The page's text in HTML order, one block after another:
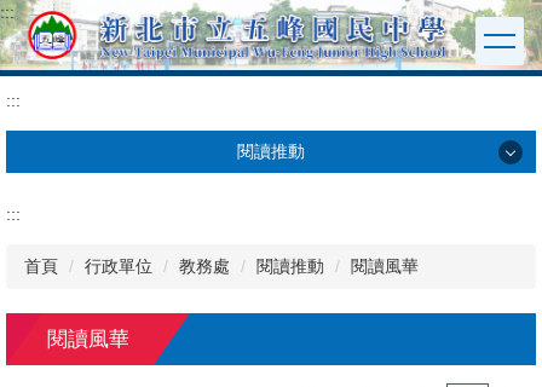
跳
到
主
區
:::
:::
閱讀推動
五峰圖書館
:::
首頁 行政單位 教務處 閱讀推動 閱讀風華
閱讀風華